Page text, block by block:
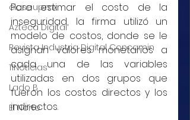
closeup.mx
Azteca Digital
Revista Industria Digital Concamin
11Noticias
Lado B
El Norte
Para estimar el costo de la
inseguridad, la firma utilizó un
modelo de costos, donde se le
asignan valores monetarios a
cada una de las variables
utilizadas en dos grupos que
fueron los costos directos y los
indirectos.